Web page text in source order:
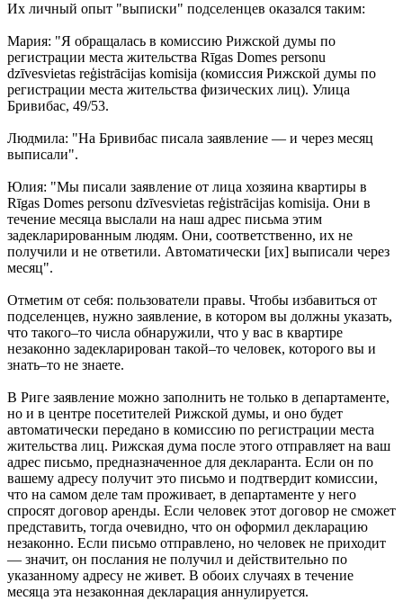
Их личный опыт "выписки" подселенцев оказался таким:
Мария: "Я обращалась в комиссию Рижской думы по
регистрации места жительства Rīgas Domes personu
dzīvesvietas reģistrācijas komisija (комиссия Рижской думы по
регистрации места жительства физических лиц). Улица
Бривибас, 49/53.
Людмила: "На Бривибас писала заявление — и через месяц
выписали".
Юлия: "Мы писали заявление от лица хозяина квартиры в
Rīgas Domes personu dzīvesvietas reģistrācijas komisija. Они в
течение месяца выслали на наш адрес письма этим
задекларированным людям. Они, соответственно, их не
получили и не ответили. Автоматически [их] выписали через
месяц".
Отметим от себя: пользователи правы. Чтобы избавиться от
подселенцев, нужно заявление, в котором вы должны указать,
что такого–то числа обнаружили, что у вас в квартире
незаконно задекларирован такой–то человек, которого вы и
знать–то не знаете.
В Риге заявление можно заполнить не только в департаменте,
но и в центре посетителей Рижской думы, и оно будет
автоматически передано в комиссию по регистрации места
жительства лиц. Рижская дума после этого отправляет на ваш
адрес письмо, предназначенное для декларанта. Если он по
вашему адресу получит это письмо и подтвердит комиссии,
что на самом деле там проживает, в департаменте у него
спросят договор аренды. Если человек этот договор не сможет
представить, тогда очевидно, что он оформил декларацию
незаконно. Если письмо отправлено, но человек не приходит
— значит, он послания не получил и действительно по
указанному адресу не живет. В обоих случаях в течение
месяца эта незаконная декларация аннулируется.